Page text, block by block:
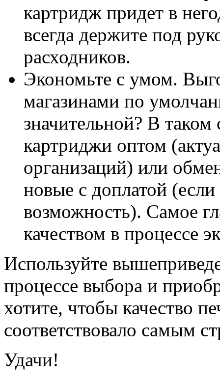
картридж придет в
всегда держите под
расходников.
Экономьте с умом.
магазинами по
значительной? В таком
картриджи оптом
организаций) или
новые с доплатой
возможность). Самое
качеством в процессе
Используйте
процессе выбора и
хотите, чтобы качество
соответствовало самым
Удачи!